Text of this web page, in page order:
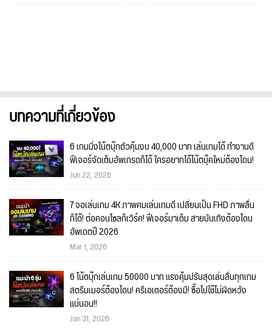
บทความที่เกี่ยวข้อง
6 เกมมิ่งโน้ตบุ๊กตัวคุ้มงบ 40,000 บาท เล่นเกมได้ ทำงานดี
ฟีเจอร์จัดเต็มอัพเกรดก็ได้ ใครอยากได้โน้ตบุ๊คใหม่ต้องโดน!
Jun 22, 2026
7 จอเล่นเกม 4K ภาพคมเล่นเกมดี เปลี่ยนเป็น FHD ภาพลื่น
ก็ได้! ต่อคอนโซลก็เวิร์ค! ฟีเจอร์มาเต็ม สายบันเทิงต้องโดน
อัพเดตปี 2026
Mar 1, 2026
6 โน้ตบุ๊กเล่นเกม 50000 บาท แรงคุ้มปรับสุดเล่นลื่นทุกเกม
สตรีมเมอร์ต้องโดน! ครีเอเตอร์ต้องมี! ซื้อไปใช้ไม่ผิดหวัง
แน่นอน!!
Jan 31, 2026